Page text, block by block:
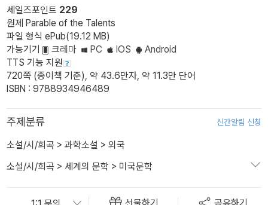
세일즈포인트 229
원제 Parable of the Talents
파일 형식 ePub(19.12 MB)
가능기기
크레마 PC IOS
Android
TTS 기능 지원
720쪽 (종이책 기준), 약 43.6만자, 약 11.3만 단어
ISBN : 9788934946489
주제분류 신간알림 신청
소설/시/희곡 > 과학소설 > 외국
소설/시/희곡 > 세계의 문학 > 미국문학